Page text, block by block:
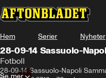
Hem Serier Nyheter
28-09-14 Sassuolo-
Fotboll
28-09-14 Sassuolo-Napoli
Se mer